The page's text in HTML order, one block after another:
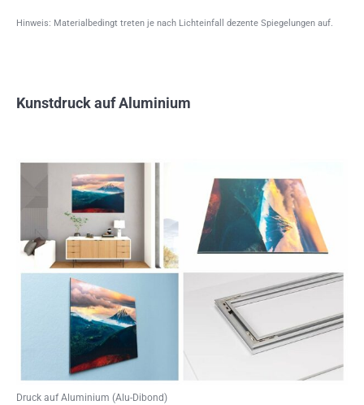
Hinweis: Materialbedingt treten je nach Lichteinfall dezente Spiegelungen auf.
Kunstdruck auf Aluminium
Druck auf Aluminium (Alu-Dibond)